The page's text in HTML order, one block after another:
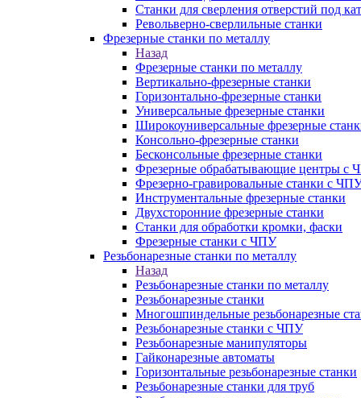
Станки для сверления отверстий под
Револьверно-сверлильные станки
Фрезерные станки по металлу
Назад
Фрезерные станки по металлу
Вертикально-фрезерные станки
Горизонтально-фрезерные станки
Универсальные фрезерные станки
Широкоуниверсальные фрезерные
Консольно-фрезерные станки
Бесконсольные фрезерные станки
Фрезерные обрабатывающие центры с
Фрезерно-гравировальные станки с
Инструментальные фрезерные станки
Двухсторонние фрезерные станки
Станки для обработки кромки, фаски
Фрезерные станки с ЧПУ
Резьбонарезные станки по металлу
Назад
Резьбонарезные станки по металлу
Резьбонарезные станки
Многошпиндельные резьбонарезные
Резьбонарезные станки с ЧПУ
Резьбонарезные манипуляторы
Гайконарезные автоматы
Горизонтальные резьбонарезные станки
Резьбонарезные станки для труб